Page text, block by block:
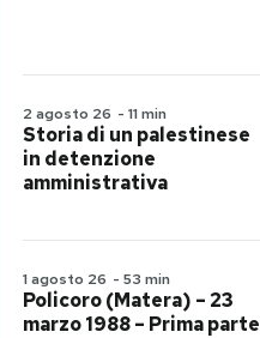
2 agosto 26 - 11 min
Storia di un palestinese
in detenzione
amministrativa
1 agosto 26 - 53 min
Policoro (Matera) – 23
marzo 1988 – Prima parte